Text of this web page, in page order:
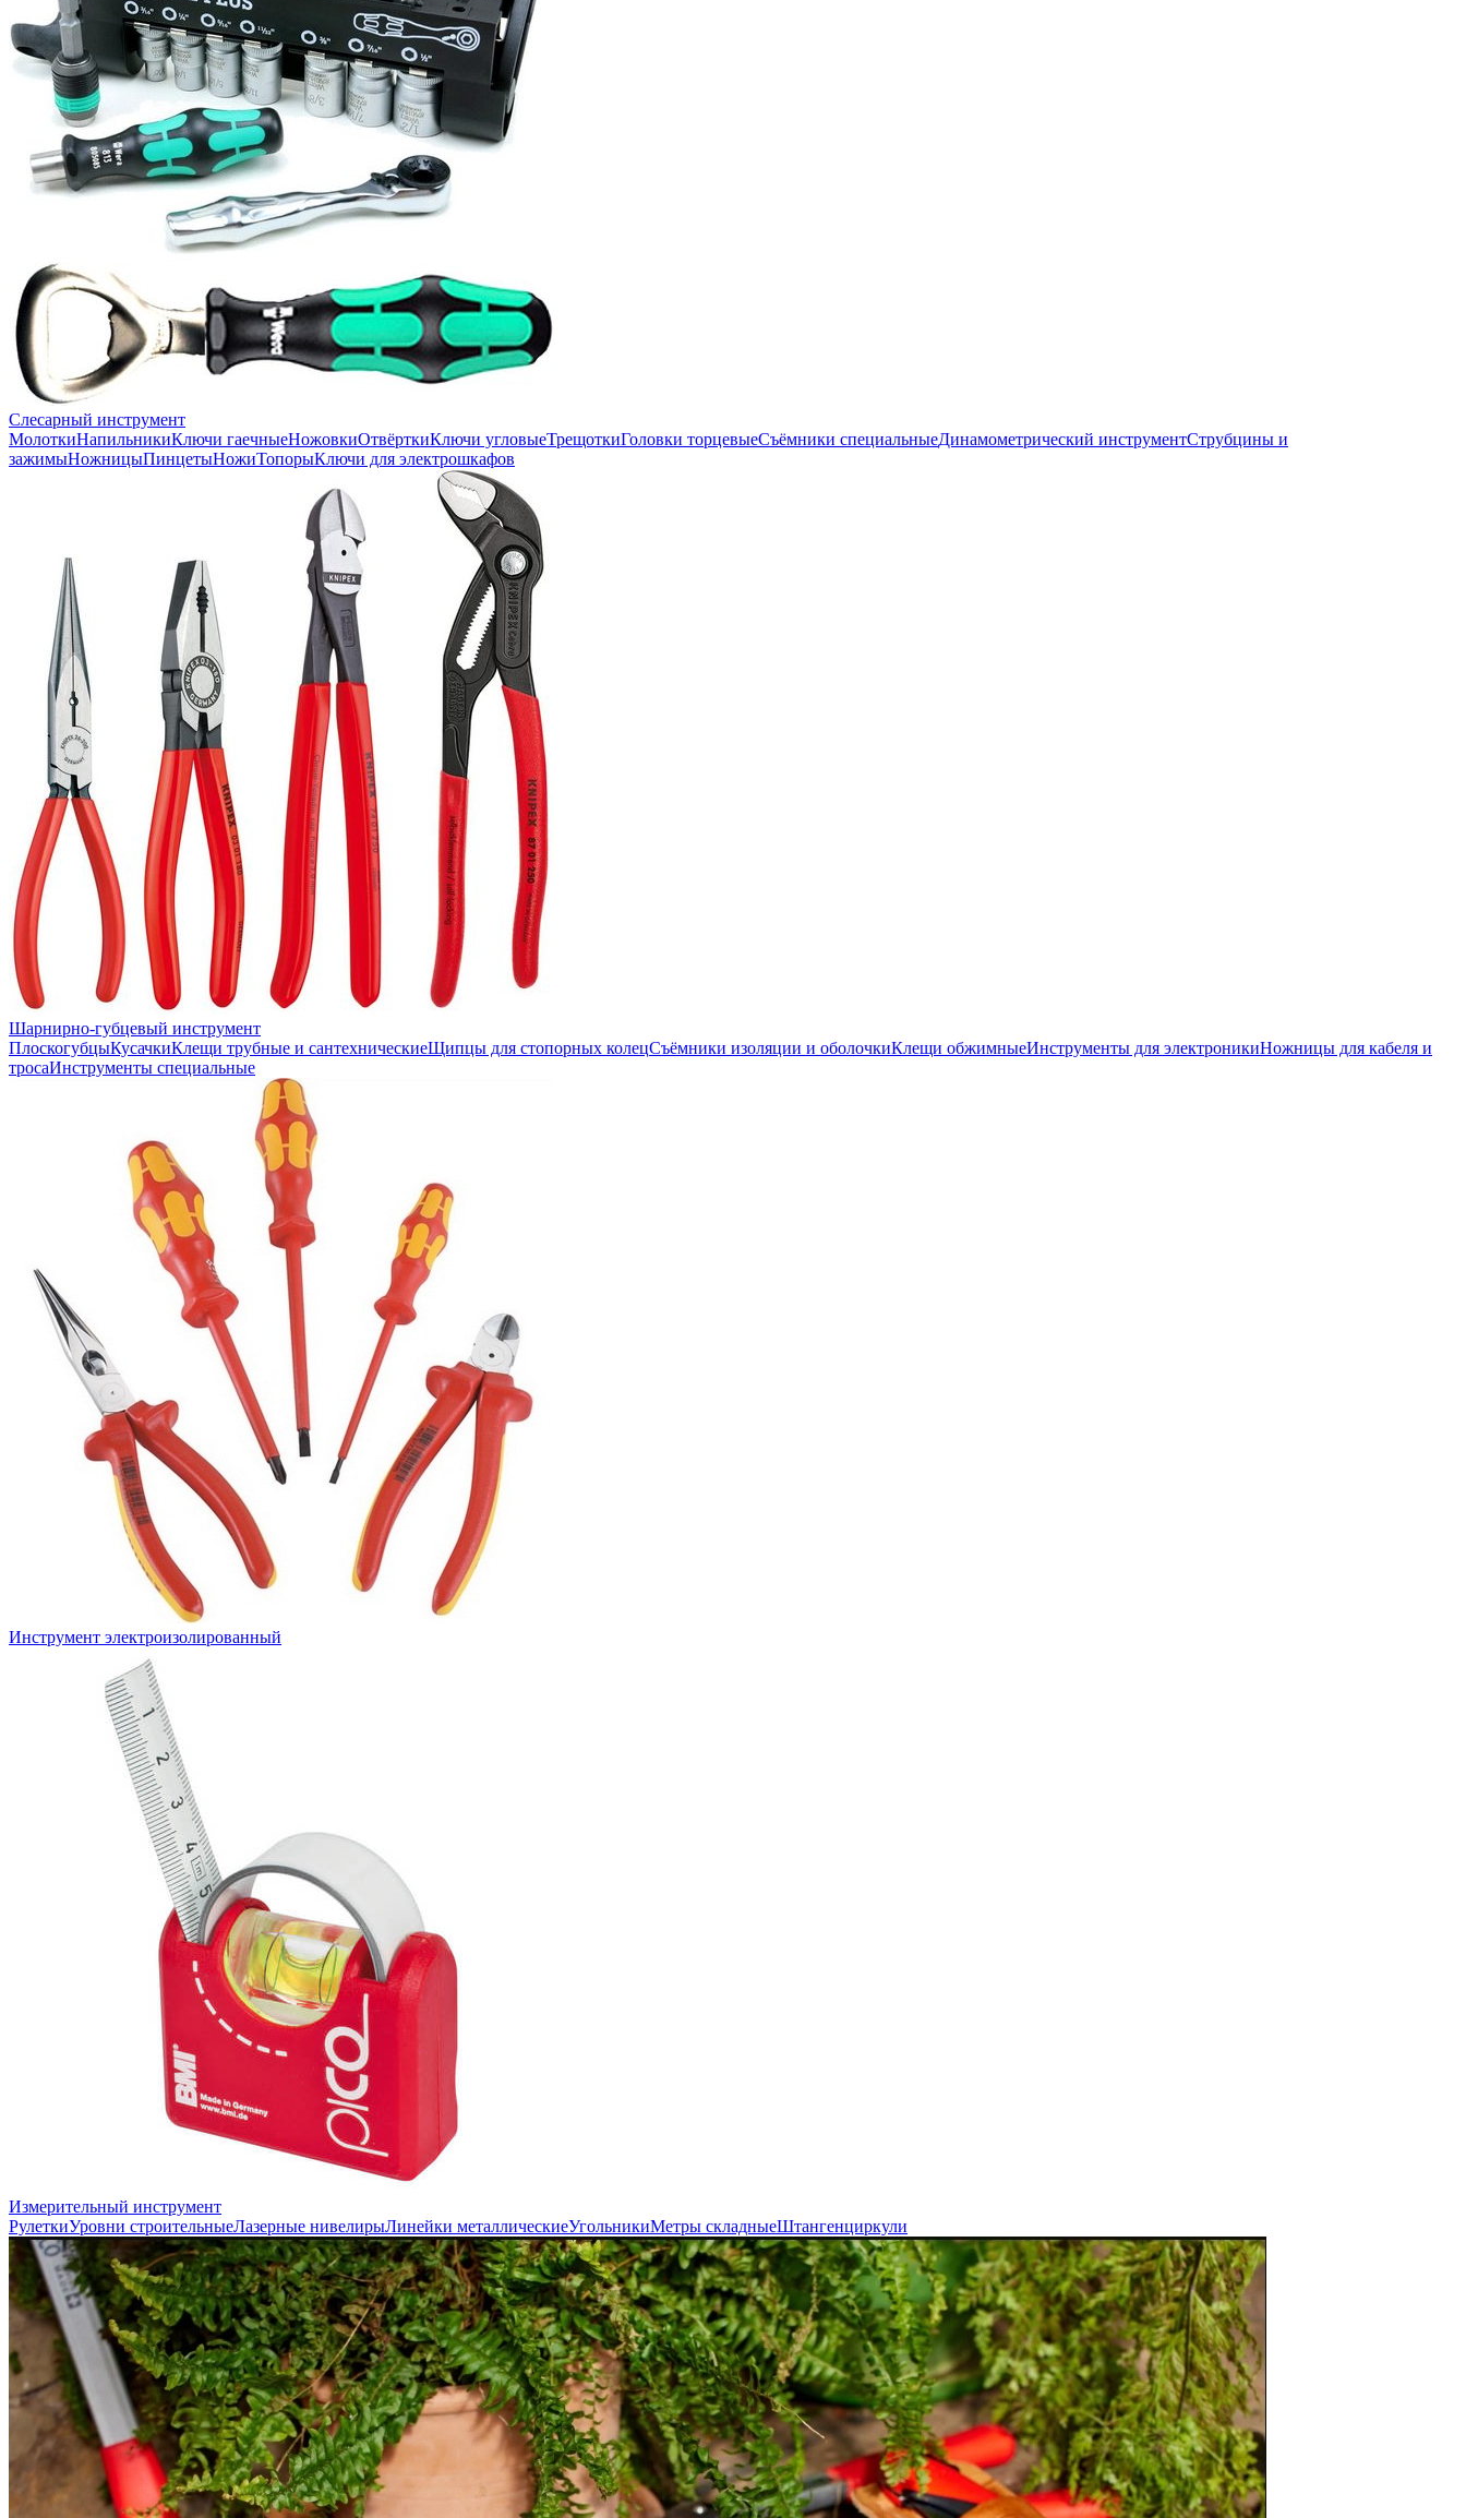
Слесарный инструмент
МолоткиНапильникиКлючи гаечныеНожовкиОтвёрткиКлючи угловыеТрещоткиГоловки торцевыеСъёмники специальныеДинамометрический инструментСтрубцины и
зажимыНожницыПинцетыНожиТопорыКлючи для электрошкафов
Шарнирно-губцевый инструмент
ПлоскогубцыКусачкиКлещи трубные и сантехническиеЩипцы для стопорных колецСъёмники изоляции и оболочкиКлещи обжимныеИнструменты для электроникиНожницы для кабеля и
тросаИнструменты специальные
Инструмент электроизолированный
Измерительный инструмент
РулеткиУровни строительныеЛазерные нивелирыЛинейки металлическиеУгольникиМетры складныеШтангенциркули